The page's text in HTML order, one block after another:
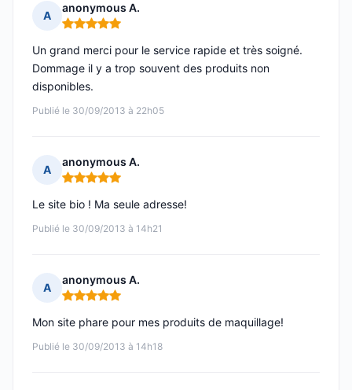
A
anonymous A.
Note : 5 sur 5
Publié le 30/09/2013 à 22h05
Un grand merci pour le service rapide et très soigné.
Dommage il y a trop souvent des produits non
disponibles.
A
anonymous A.
Note : 5 sur 5
Publié le 30/09/2013 à 14h21
Le site bio ! Ma seule adresse!
A
anonymous A.
Note : 5 sur 5
Publié le 30/09/2013 à 14h18
Mon site phare pour mes produits de maquillage!